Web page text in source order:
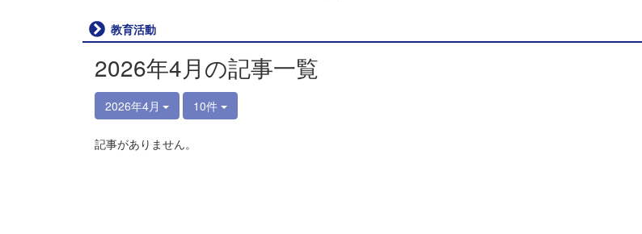
教育活動
2026年4月の記事一覧
2026年4月 10件
記事がありません。